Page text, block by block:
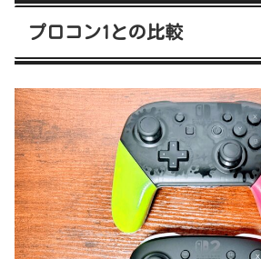
プロコン1との比較